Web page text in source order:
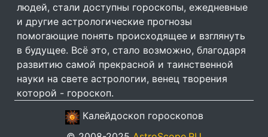
людей, стали доступны гороскопы, ежедневные
и другие астрологические прогнозы
помогающие понять происходящее и взглянуть
в будущее. Всё это, стало возможно, благодаря
развитию самой прекрасной и таинственной
науки на свете астрологии, венец творения
которой - гороскоп.
Калейдоскоп гороскопов